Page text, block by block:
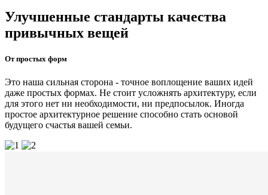
Улучшенные стандарты качества
привычных вещей
От простых форм
Это наша сильная сторона - точное воплощение ваших идей
даже простых формах. Не стоит усложнять архитектуру, если
для этого нет ни необходимости, ни предпосылок. Иногда
простое архитектурное решение способно стать основой
будущего счастья вашей семьи.